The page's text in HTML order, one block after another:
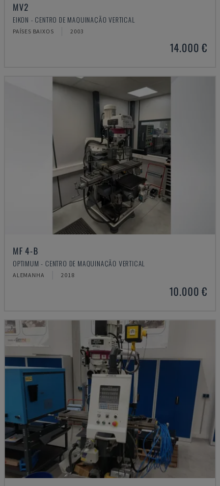
MV2
EIKON - CENTRO DE MAQUINAÇÃO VERTICAL
PAÍSES BAIXOS 2003
14.000 €
MF 4-B
OPTIMUM - CENTRO DE MAQUINAÇÃO VERTICAL
ALEMANHA 2018
10.000 €